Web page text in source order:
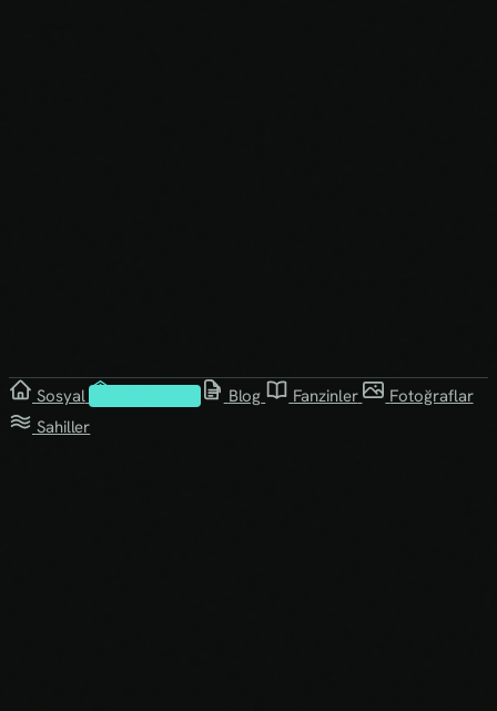
Sosyal Blog Fanzinler
Fotoğraflar
Sahiller